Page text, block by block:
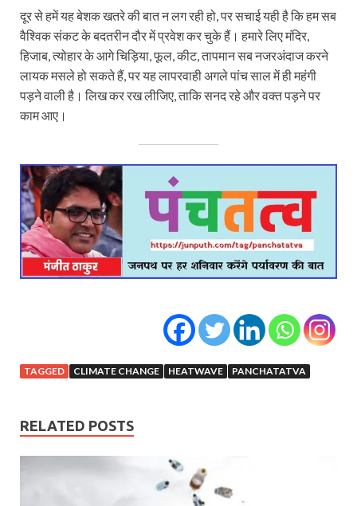
दूर से हमें यह बेशक खतरे की बात न लग रही हो, पर सचाई यही है कि हम सब
वैश्विक संकट के बदतरीन दौर में प्रवेश कर चुके हैं। हमारे लिए मंदिर,
हिजाब, त्योहार के आगे चिड़िया, फूल, कीट, तापमान सब नजरअंदाज करने
लायक मसले हो सकते हैं, पर यह लापरवाही अगले पांच साल में ही महंगी
पड़ने वाली है। लिख कर रख लीजिए, ताकि सनद रहे और वक्त पड़ने पर
काम आए।
TAGGED CLIMATE CHANGE HEATWAVE PANCHATATVA
RELATED POSTS